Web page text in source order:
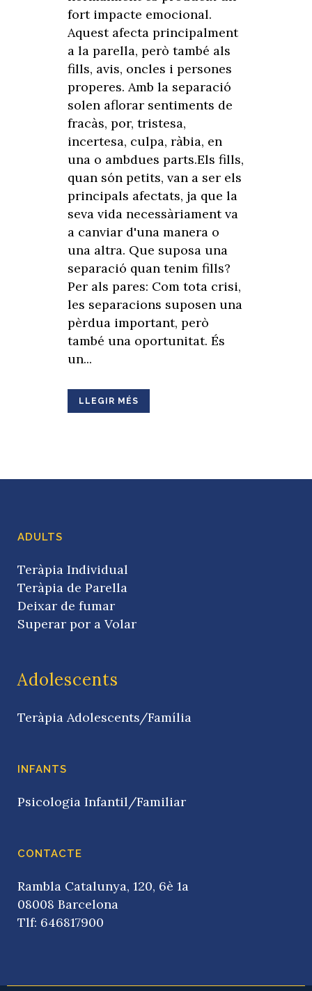
fort impacte emocional.
Aquest afecta principalment
a la parella, però també als
fills, avis, oncles i persones
properes. Amb la separació
solen aflorar sentiments de
fracàs, por, tristesa,
incertesa, culpa, ràbia, en
una o ambdues parts.Els fills,
quan són petits, van a ser els
principals afectats, ja que la
seva vida necessàriament va
a canviar d'una manera o
una altra. Que suposa una
separació quan tenim fills?
Per als pares: Com tota crisi,
les separacions suposen una
pèrdua important, però
també una oportunitat. És
un...
LLEGIR MÉS
ADULTS
Teràpia Individual
Teràpia de Parella
Deixar de fumar
Superar por a Volar
Adolescents
Teràpia Adolescents/Família
INFANTS
Psicologia Infantil/Familiar
CONTACTE
Rambla Catalunya, 120, 6è 1a
08008 Barcelona
Tlf: 646817900